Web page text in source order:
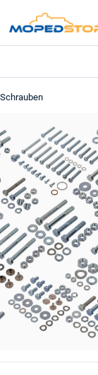
Schrauben